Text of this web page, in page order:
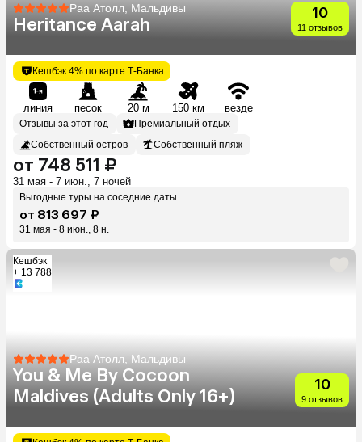
Раа Атолл, Мальдивы
Heritance Aarah
10
11 отзывов
Кешбэк 4% по карте Т-Банка
линия песок 20 м 150 км везде
Отзывы за этот год
Премиальный отдых
Собственный остров
Собственный пляж
от 748 511 ₽
31 мая - 7 июн., 7 ночей
Выгодные туры на соседние даты
от 813 697 ₽
31 мая - 8 июн., 8 н.
Кешбэк
+ 13 788
Раа Атолл, Мальдивы
You & Me By Cocoon
Maldives (Adults Only 16+)
10
9 отзывов